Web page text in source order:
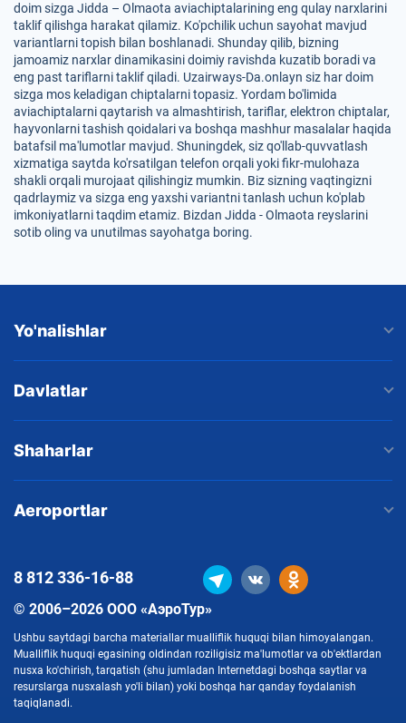
doim sizga Jidda – Olmaota aviachiptalarining eng qulay narxlarini
taklif qilishga harakat qilamiz. Ko'pchilik uchun sayohat mavjud
variantlarni topish bilan boshlanadi. Shunday qilib, bizning
jamoamiz narxlar dinamikasini doimiy ravishda kuzatib boradi va
eng past tariflarni taklif qiladi. Uzairways-Da.onlayn siz har doim
sizga mos keladigan chiptalarni topasiz. Yordam bo'limida
aviachiptalarni qaytarish va almashtirish, tariflar, elektron chiptalar,
hayvonlarni tashish qoidalari va boshqa mashhur masalalar haqida
batafsil ma'lumotlar mavjud. Shuningdek, siz qo'llab-quvvatlash
xizmatiga saytda ko'rsatilgan telefon orqali yoki fikr-mulohaza
shakli orqali murojaat qilishingiz mumkin. Biz sizning vaqtingizni
qadrlaymiz va sizga eng yaxshi variantni tanlash uchun ko'plab
imkoniyatlarni taqdim etamiz. Bizdan Jidda - Olmaota reyslarini
sotib oling va unutilmas sayohatga boring.
Yo'nalishlar
Davlatlar
Shaharlar
Aeroportlar
© 2006–2026 ООО «АэроТур»
Ushbu saytdagi barcha materiallar mualliflik huquqi bilan himoyalangan.
Mualliflik huquqi egasining oldindan roziligisiz ma'lumotlar va ob'ektlardan
nusxa ko'chirish, tarqatish (shu jumladan Internetdagi boshqa saytlar va
resurslarga nusxalash yo'li bilan) yoki boshqa har qanday foydalanish
taqiqlanadi.
8 812336-16-88